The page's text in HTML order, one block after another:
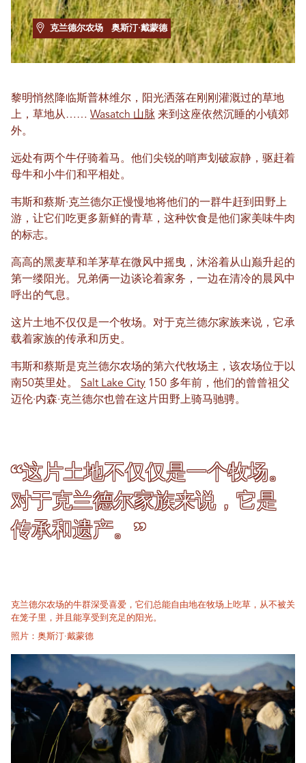
克兰德尔农场 奥斯汀·戴蒙德
黎明悄然降临斯普林维尔，阳光洒落在刚刚灌溉过的草地
上，草地从…… Wasatch 山脉 来到这座依然沉睡的小镇郊
外。
远处有两个牛仔骑着马。他们尖锐的哨声划破寂静，驱赶着
母牛和小牛们和平相处。
韦斯和蔡斯·克兰德尔正慢慢地将他们的一群牛赶到田野上
游，让它们吃更多新鲜的青草，这种饮食是他们家美味牛肉
的标志。
高高的黑麦草和羊茅草在微风中摇曳，沐浴着从山巅升起的
第一缕阳光。兄弟俩一边谈论着家务，一边在清冷的晨风中
呼出的气息。
这片土地不仅仅是一个牧场。对于克兰德尔家族来说，它承
载着家族的传承和历史。
韦斯和蔡斯是克兰德尔农场的第六代牧场主，该农场位于以
南50英里处。 Salt Lake City 150 多年前，他们的曾曾祖父
迈伦·内森·克兰德尔也曾在这片田野上骑马驰骋。
“这片土地不仅仅是一个牧场。
对于克兰德尔家族来说，它是
传承和遗产。”
克兰德尔农场的牛群深受喜爱，它们总能自由地在牧场上吃草，从不被关
在笼子里，并且能享受到充足的阳光。
照片：奥斯汀·戴蒙德